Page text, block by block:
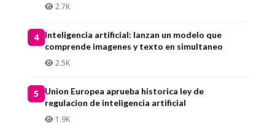
2.7K
4
Inteligencia artificial: lanzan un modelo que
comprende imagenes y texto en simultaneo
2.5K
5
Union Europea aprueba historica ley de
regulacion de inteligencia artificial
1.9K